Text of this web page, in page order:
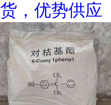
货，优势供应